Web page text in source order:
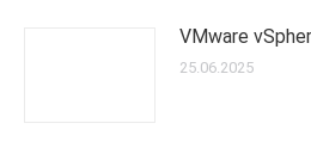
VMware
25.06.2025